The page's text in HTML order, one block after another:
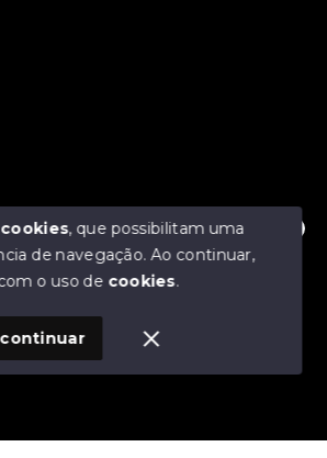
- JDF NEGOCIOS IMOBILIARIOS -
consultores! Estamos
lo e orienta-lo!
cookies, que possibilitam uma
de navegação.Ao continuar,
o uso de cookies.